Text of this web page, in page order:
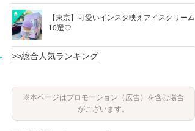
5
【東京】可愛いインスタ映えアイスクリーム
10選♡
>>総合人気ランキング
※本ページはプロモーション（広告）を含む場合
がございます。